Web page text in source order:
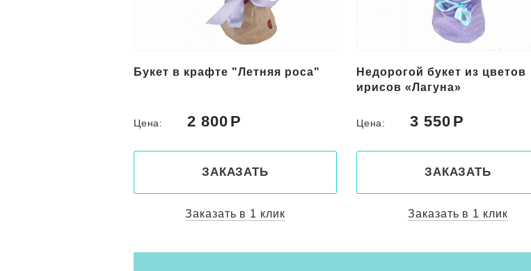
Недорогой букет из цветов
Цена: 3 550
ЗАКАЗАТЬ
Заказать в 1 клик
Букет из ирисов и эустом
Цена: 3 750
ЗАКАЗАТЬ
Заказать в 1 клик